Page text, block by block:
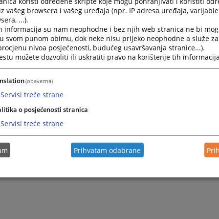
Srpska
Hercegovina
prijema pismena službenik suda dužan je stranci izdati
predaje dokumenta potrebno je platiti propisanu sudsku
a na osnovu Zakona o sudskim taksama RS (Sl. gl. RS
vašeg browsera i vašeg uređaja (npr. IP adresa uređaja,
...).
informacija su nam neophodne i bez njih web stranica ne bi
svom punom obimu, dok neke nisu prijeko neophodne a služe
nivoa posjećenosti, budućeg usavršavanja stranice...).
možete dozvoliti ili uskratiti pravo na korištenje tih
(obavezna)
Servisi treće strane
o posjećenosti stranica
Servisi treće strane
Prihvatam odabrane